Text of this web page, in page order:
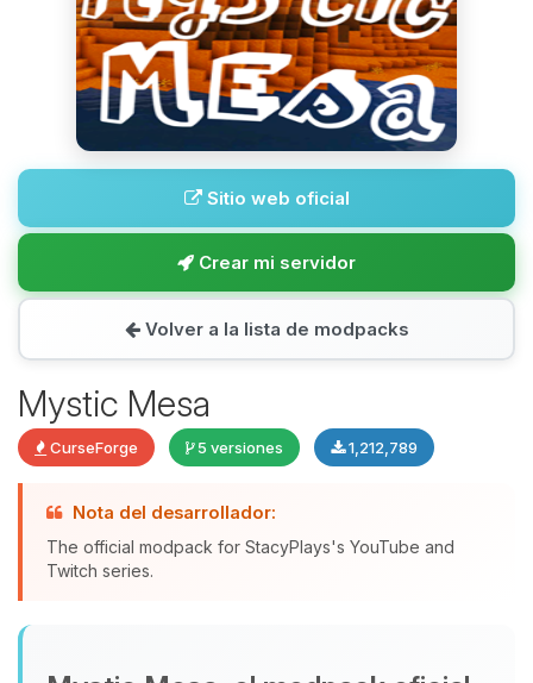
Sitio web oficial
Crear mi servidor
Volver a la lista de modpacks
Mystic Mesa
CurseForge 5 versiones 1,212,789
Nota del desarrollador:
The official modpack for StacyPlays's YouTube and
Twitch series.
Yupi, por fin alguien con quien
hablar! Soy Choupy, tu pequeno